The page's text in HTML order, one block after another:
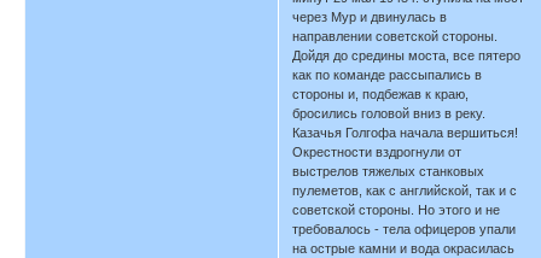
через Мур и двинулась в
направлении советской стороны.
Дойдя до средины моста, все пятеро
как по команде рассыпались в
стороны и, подбежав к краю,
бросились головой вниз в реку.
Казачья Голгофа начала вершиться!
Окрестности вздрогнули от
выстрелов тяжелых станковых
пулеметов, как с английской, так и с
советской стороны. Но этого и не
требовалось - тела офицеров упали
на острые камни и вода окрасилась